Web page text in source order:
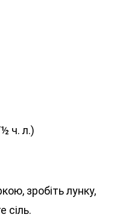
ч. л.)
зробіть лунку,
сіль.